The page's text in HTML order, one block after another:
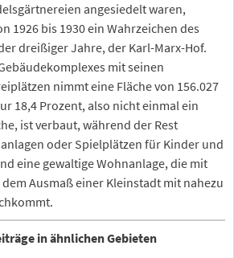
angesiedelt waren,
1926 bis 1930 ein Wahrzeichen des
dreißiger Jahre, der Karl-Marx-Hof.
mit seinen
nimmt eine Fläche von 156.027
18,4 Prozent, also nicht einmal ein
ist verbaut, während der Rest
oder Spielplätzen für Kinder und
eine gewaltige Wohnanlage, die mit
Ausmaß einer Kleinstadt mit nahezu
in ähnlichen Gebieten